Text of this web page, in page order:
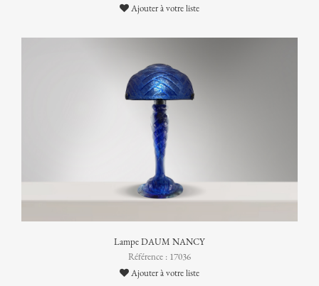
Ajouter à votre liste
Lampe DAUM NANCY
Référence : 17036
Ajouter à votre liste